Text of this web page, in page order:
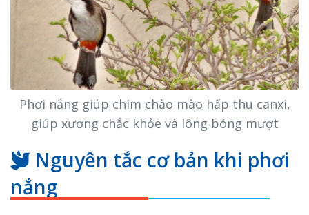
Phơi nắng giúp chim chào mào hấp thu canxi,
giúp xương chắc khỏe và lông bóng mượt
Nguyên tắc cơ bản khi phơi
nắng